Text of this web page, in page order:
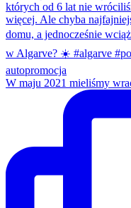
W maju 2021 mieliśmy